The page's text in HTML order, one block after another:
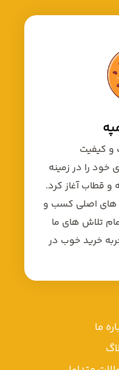
ما
و کیفیت
را در زمینه
قطاب آغاز کرد.
های اصلی کسب و
تلاش های ما
خرید خوب در